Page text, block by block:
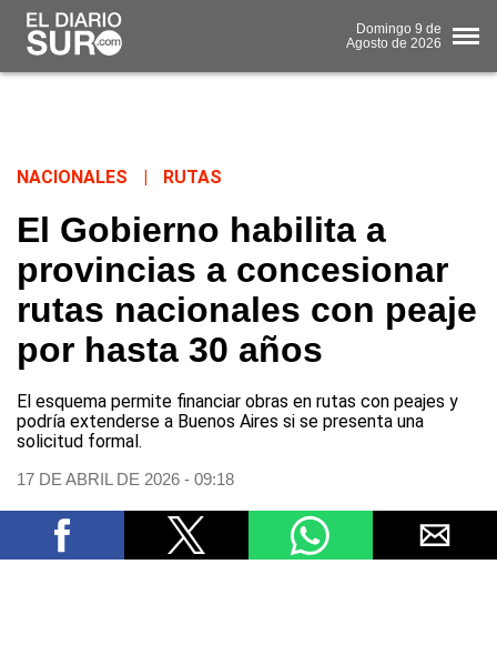
Domingo 9 de
Agosto de 2026
NACIONALES RUTAS
El Gobierno habilita a
provincias a concesionar
rutas nacionales con peaje
por hasta 30 años
El esquema permite financiar obras en rutas con peajes y
podría extenderse a Buenos Aires si se presenta una
solicitud formal.
17 DE ABRIL DE 2026 - 09:18